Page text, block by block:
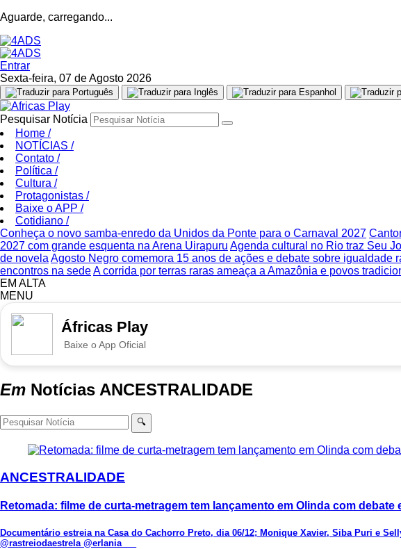
Aguarde, carregando...
Entrar
Sexta-feira, 07 de Agosto 2026
Pesquisar Notícia
Home /
NOTÍCIAS /
Contato /
Política /
Cultura /
Protagonistas /
Baixe o APP /
Cotidiano /
Conheça o novo samba-enredo da Unidos da Ponte para o Carnaval 2027
2027 com grande esquenta na Arena Uirapuru Agenda cultural no Rio traz Seu
de novela Agosto Negro comemora 15 anos de ações e debate sobre igualdade
encontros na sedeA corrida por terras raras ameaça a Amazônia e povos
EM ALTA
MENU
Áfricas Play
Baixe o App Oficial
Em Notícias ANCESTRALIDADE
🔍
ANCESTRALIDADE
Retomada: filme de curta-metragem tem lançamento em Olinda com
Documentário estreia na Casa do Cachorro Preto, dia 06/12; Monique Xavier, Siba Puri e
@rastreiodaestrela @erlania___